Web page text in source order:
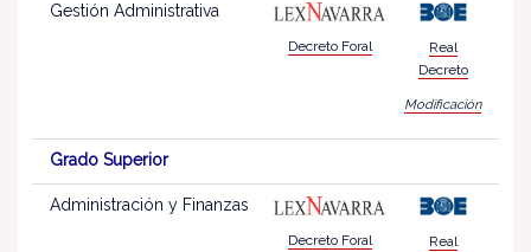
Gestión Administrativa
Decreto Foral
Real
Decreto
Modificación
Grado Superior
Administración y Finanzas
Decreto Foral
Real